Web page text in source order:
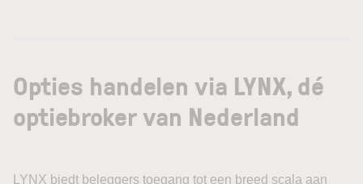
Opties handelen via LYNX, dé
optiebroker van Nederland
LYNX biedt beleggers toegang tot een breed scala aan